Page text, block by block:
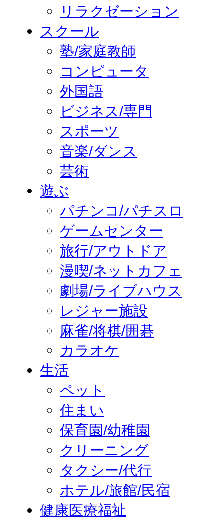
リラクゼーション
スクール
塾/家庭教師
コンピュータ
外国語
ビジネス/専門
スポーツ
音楽/ダンス
芸術
遊ぶ
パチンコ/パチスロ
ゲームセンター
旅行/アウトドア
漫喫/ネットカフェ
劇場/ライブハウス
レジャー施設
麻雀/将棋/囲碁
カラオケ
生活
ペット
住まい
保育園/幼稚園
クリーニング
タクシー/代行
ホテル/旅館/民宿
健康医療福祉